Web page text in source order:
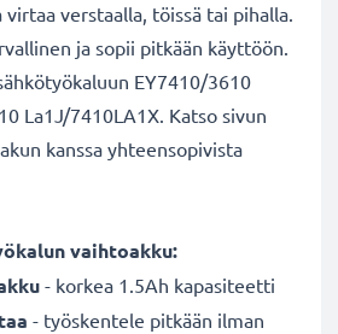
verstaalla, töissä tai pihalla.
ja sopii pitkään käyttöön.
EY7410/3610
La1J/7410LA1X. Katso sivun
kanssa yhteensopivista
vaihtoakku:
- korkea 1.5Ah kapasiteetti
- työskentele pitkään ilman